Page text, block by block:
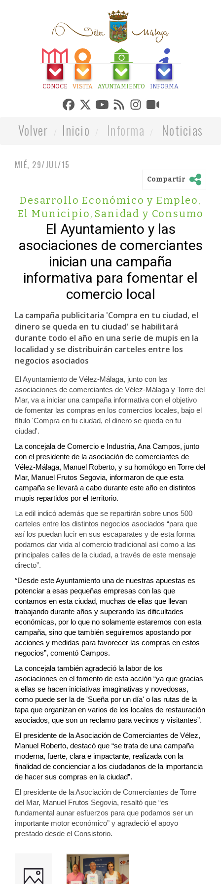
CONOCE VISITA AYUNTAMIENTO INFORMA
Volver Inicio Informa Noticias
MIÉ, 29/JUL/15
Compartir
Desarrollo Económico y Empleo,
El Municipio, Sanidad y Consumo
El Ayuntamiento y las
asociaciones de comerciantes
inician una campaña
informativa para fomentar el
comercio local
La campaña publicitaria 'Compra en tu ciudad, el
dinero se queda en tu ciudad' se habilitará
durante todo el año en una serie de mupis en la
localidad y se distribuirán carteles entre los
negocios asociados
El Ayuntamiento de Vélez-Málaga, junto con las
asociaciones de comerciantes de Vélez-Málaga y Torre del
Mar, va a iniciar una campaña informativa con el objetivo
de fomentar las compras en los comercios locales, bajo el
título 'Compra en tu ciudad, el dinero se queda en tu
ciudad'.
La concejala de Comercio e Industria, Ana Campos, junto
con el presidente de la asociación de comerciantes de
Vélez-Málaga, Manuel Roberto, y su homólogo en Torre del
Mar, Manuel Frutos Segovia, informaron de que esta
campaña se llevará a cabo durante este año en distintos
mupis repartidos por el territorio.
La edil indicó además que se repartirán sobre unos 500
carteles entre los distintos negocios asociados “para que
así los puedan lucir en sus escaparates y de esta forma
podamos dar vida al comercio tradicional así como a las
principales calles de la ciudad, a través de este mensaje
directo”.
“Desde este Ayuntamiento una de nuestras apuestas es
potenciar a esas pequeñas empresas con las que
contamos en esta ciudad, muchas de ellas que llevan
trabajando durante años y superando las dificultades
económicas, por lo que no solamente estaremos con esta
campaña, sino que también seguiremos apostando por
acciones y medidas para favorecer las compras en estos
negocios”, comentó Campos.
La concejala también agradeció la labor de los
asociaciones en el fomento de esta acción “ya que gracias
a ellas se hacen iniciativas imaginativas y novedosas,
como puede ser la de 'Sueña por un día' o las rutas de la
tapa que organizan en varios de los locales de restauración
asociados, que son un reclamo para vecinos y visitantes”.
El presidente de la Asociación de Comerciantes de Vélez,
Manuel Roberto, destacó que “se trata de una campaña
moderna, fuerte, clara e impactante, realizada con la
finalidad de concienciar a los ciudadanos de la importancia
de hacer sus compras en la ciudad”.
El presidente de la Asociación de Comerciantes de Torre
del Mar, Manuel Frutos Segovia, resaltó que “es
fundamental aunar esfuerzos para que podamos ser un
importante motor económico” y agradeció el apoyo
prestado desde el Consistorio.